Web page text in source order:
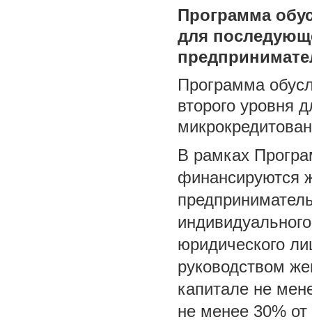
Программа
для
Программа
второго уровня
В рамках
финансируются
юридического
руководством
капитале не
не менее 30% от